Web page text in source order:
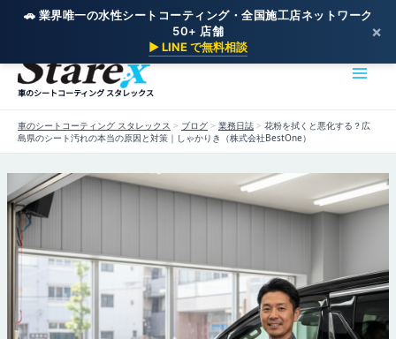
🚗 業界唯一の水性シートコーティング・全国施工店ネットワーク
50+ 店舗
▶ LINE で無料相談
×
容
車のシートコーティング スタレックス
車のシートコーティング スタレックス > ブログ > 業務日誌 > 花粉を拭くと悪化する？広
島県のシート汚れの本当の原因と対策｜しゃかりき（株式会社BestOne）